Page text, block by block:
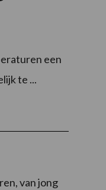
een
te ...
van jong